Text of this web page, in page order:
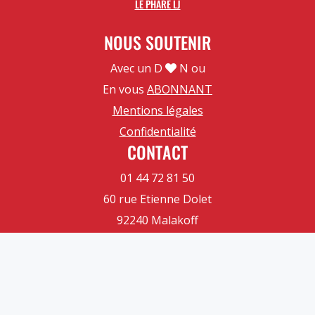
LE PHARE LJ
NOUS SOUTENIR
Avec un D
N ou
En vous ABONNANT
Mentions légales
Confidentialité
CONTACT
01 44 72 81 50
60 rue Etienne Dolet
92240 Malakoff